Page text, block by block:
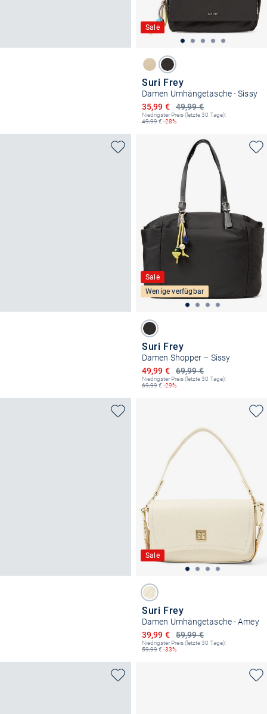
Sale
Suri Frey
Damen Umhängetasche - Sissy
49,99 €
Ermäßigter Preis
35,99 €
Niedrigster Preis (letzte 30 Tage):
49,99€ -28%
Sale
Wenige verfügbar
Suri Frey
Damen Shopper – Sissy
69,99 €
Ermäßigter Preis
49,99 €
Niedrigster Preis (letzte 30 Tage):
69,99€ -29%
Sale
Suri Frey
Damen Umhängetasche - Amey
59,99 €
Ermäßigter Preis
39,99 €
Niedrigster Preis (letzte 30 Tage):
59,99€ -33%